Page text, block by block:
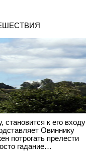
становится к его входу
Овиннику
потрогать прелести
гадание…